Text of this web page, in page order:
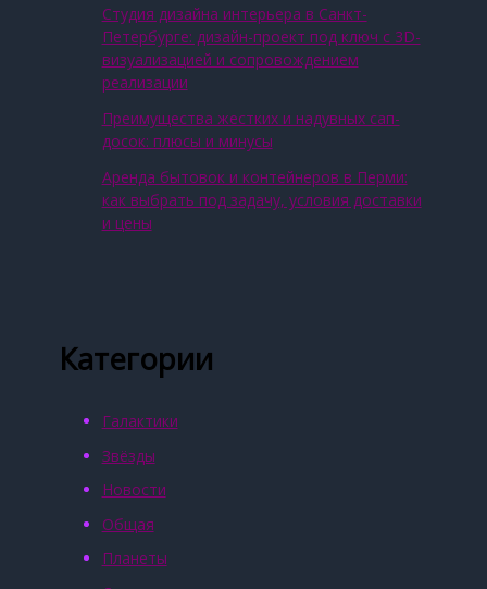
Студия дизайна интерьера в Санкт-
Петербурге: дизайн-проект под ключ с 3D-
визуализацией и сопровождением
реализации
Преимущества жестких и надувных сап-
досок: плюсы и минусы
Аренда бытовок и контейнеров в Перми:
как выбрать под задачу, условия доставки
и цены
Категории
Галактики
Звёзды
Новости
Общая
Планеты